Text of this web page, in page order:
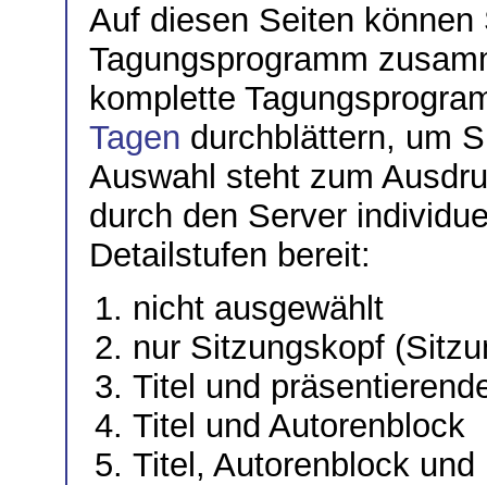
Auf diesen Seiten
Tagungsprogramm
komplette
Tagen durchblättern, um
Auswahl steht zum
durch den Server
Detailstufen bereit:
nicht ausgewählt
nur Sitzungskopf
Titel und
Titel und Autorenblock
Titel, Autorenblock